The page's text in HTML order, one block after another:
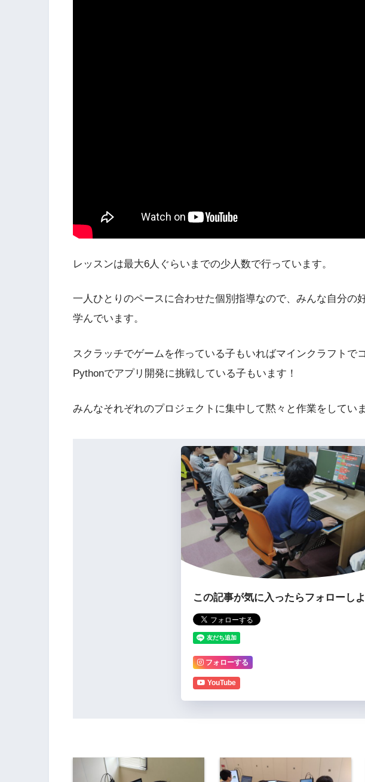
レッスンは最大6人ぐらいまでの少人数で行っています。
一人ひとりのペースに合わせた個別指導なので、みんな自分の
学んでいます。
スクラッチでゲームを作っている子もいればマインクラフトで
Pythonでアプリ開発に挑戦している子もいます！
みんなそれぞれのプロジェクトに集中して黙々と作業をしてい
この記事が気に入ったらフォローし
フォローする
YouTube